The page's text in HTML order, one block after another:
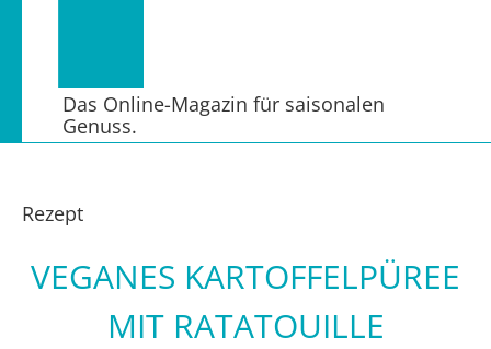
Das Online-Magazin für saisonalen
Genuss.
Rezept
VEGANES KARTOFFELPÜREE
MIT RATATOUILLE